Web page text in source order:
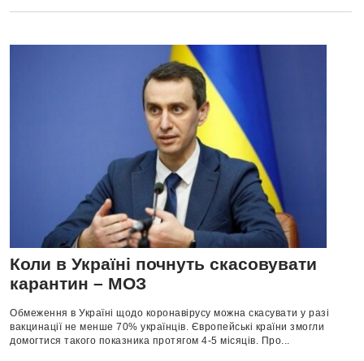
Коли в Україні почнуть скасовувати
карантин – МОЗ
Обмеження в Україні щодо коронавірусу можна скасувати у разі
вакцинації не менше 70% українців. Європейські країни змогли
домогтися такого показника протягом 4-5 місяців. Про...